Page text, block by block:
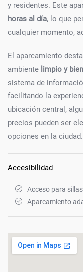
y residentes. Este
horas al día, lo que
cualquier momento,
El aparcamiento
ambiente limpio y
sistema de
facilitando la
ubicación central,
precios pueden ser
opciones en la ciudad.
Accesibilidad
Acceso para
Aparcamiento